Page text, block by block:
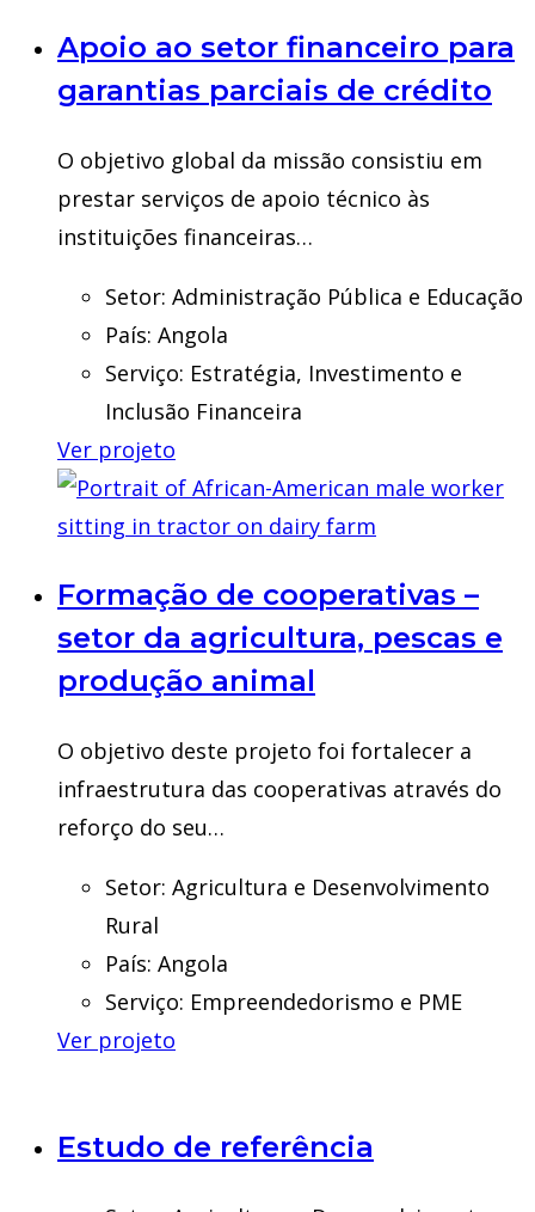
Apoio ao setor financeiro para
garantias parciais de crédito
O objetivo global da missão consistiu em
prestar serviços de apoio técnico às
instituições financeiras…
Setor: Administração Pública e Educação
País: Angola
Serviço: Estratégia, Investimento e
Inclusão Financeira
Ver projeto
Formação de cooperativas –
setor da agricultura, pescas e
produção animal
O objetivo deste projeto foi fortalecer a
infraestrutura das cooperativas através do
reforço do seu…
Setor: Agricultura e Desenvolvimento
Rural
País: Angola
Serviço: Empreendedorismo e PME
Ver projeto
Estudo de referência